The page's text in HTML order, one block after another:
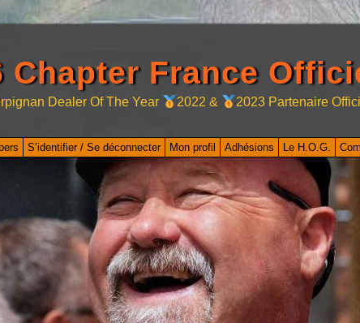
Chapter France
Dealer Of The Year 2022 & 2023 Partenaire
S’identifier / Se déconnecter Mon profil Adhésions Le H.O.G.